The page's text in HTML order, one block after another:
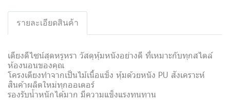
รายละเอียดสินค้า
เตียงดีไซน์สุดหรูหรา วัสดุหุ้มหนังอย่างดี ที่เหมาะกับทุกสไตล์
ห้องนอนของคุณ
โครงเตียงทำจากเป็นไม้เนื้อแข็ง หุ้มด้วยหนัง PU สังเคราะห์
สินค้าผลิตใหม่ทุกออเดอร์
รองรับน้ำหนักได้มาก มีความแข็งแรงทนทาน